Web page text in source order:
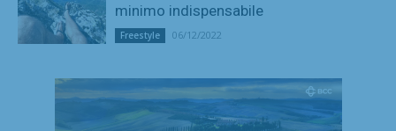
minimo indispensabile
Freestyle 06/12/2022